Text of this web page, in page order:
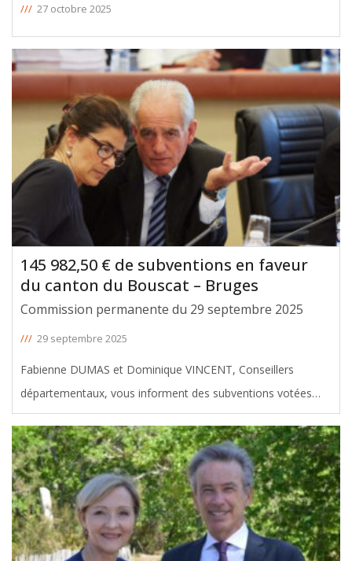
/// 27 octobre 2025
145 982,50 € de subventions en faveur
du canton du Bouscat – Bruges
Commission permanente du 29 septembre 2025
/// 29 septembre 2025
Fabienne DUMAS et Dominique VINCENT, Conseillers
départementaux, vous informent des subventions votées
avec leur soutien en faveur du canton du Bouscat – Bruges,
lors de la Commission permanente du 29 septembre 2025.
Le montant total de ces[ … ]